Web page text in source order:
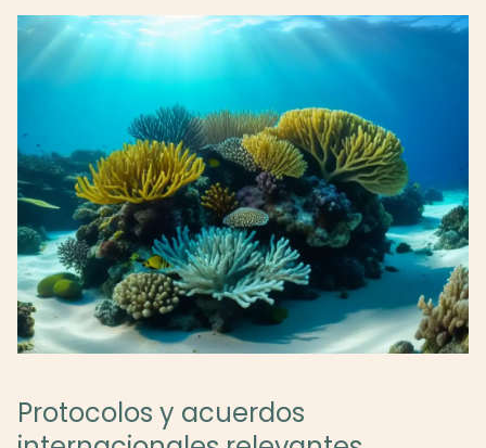
Protocolos y acuerdos